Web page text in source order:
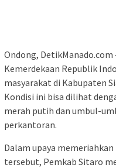
Ondong,
Kemerdekaan Republik
masyarakat di Kabupaten
Kondisi ini bisa dilihat
merah putih dan umbul-
perkantoran.
Dalam upaya
tersebut, Pemkab Sitaro